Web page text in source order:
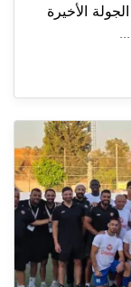
السلام زغرتا 1-0، في الجولة الأخيرة